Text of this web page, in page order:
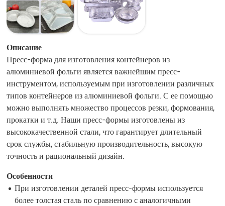
Описание
Пресс-форма для изготовления контейнеров из
алюминиевой фольги является важнейшим пресс-
инструментом, используемым при изготовлении различных
типов контейнеров из алюминиевой фольги. С ее помощью
можно выполнять множество процессов резки, формования,
прокатки и т.д. Наши пресс-формы изготовлены из
высококачественной стали, что гарантирует длительный
срок службы, стабильную производительность, высокую
точность и рациональный дизайн.
Особенности
При изготовлении деталей пресс-формы используется
более толстая сталь по сравнению с аналогичными